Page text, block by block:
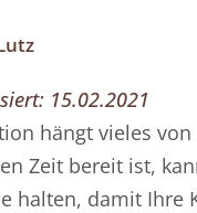
15.02.2021
hängt vieles
Zeit bereit ist,
halten, damit Ihre